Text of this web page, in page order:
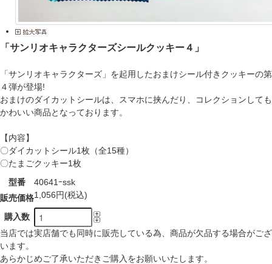
「サンリオキャラクターズシールクッキー４」
「サンリオキャラクターズ」を起用したおまけシール付きクッキーの第
４弾が登場!
おまけのダイカットシールは、スマホに挟んだり、コレクションしても
かわいい商品となっております。
【内容】
〇ダイカットシール1枚（全15種）
〇たまごクッキー1枚
型番
40641ｰssk
販売価格1,056円(税込)
購入数
当店では実店舗でも同時に販売している為、商品が欠品する場合がござ
います。
あらかじめご了承いただきご購入をお願いいたします。